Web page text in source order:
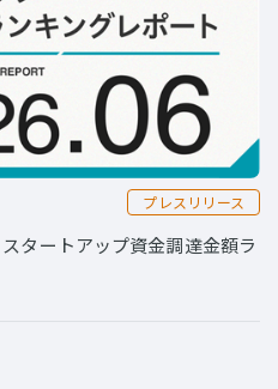
プレスリリース
タートアップ資金調達金額ラ